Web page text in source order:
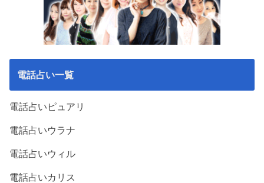
電話占い一覧
電話占いピュアリ
電話占いウラナ
電話占いウィル
電話占いカリス